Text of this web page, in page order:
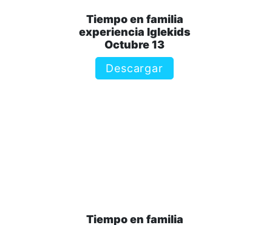
Tiempo en familia
experiencia Iglekids
Octubre 13
Descargar
Tiempo en familia